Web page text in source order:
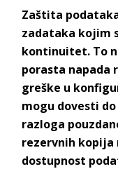
Zaštita
zadataka kojim
kontinuitet. To
porasta napada
greške u
mogu dovesti
razloga
rezervnih kopija
dostupnost